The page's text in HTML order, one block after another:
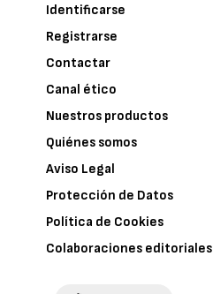
Identificarse
Registrarse
Contactar
Canal ético
Nuestros productos
Quiénes somos
Aviso Legal
Protección de Datos
Política de Cookies
Colaboraciones editoriales